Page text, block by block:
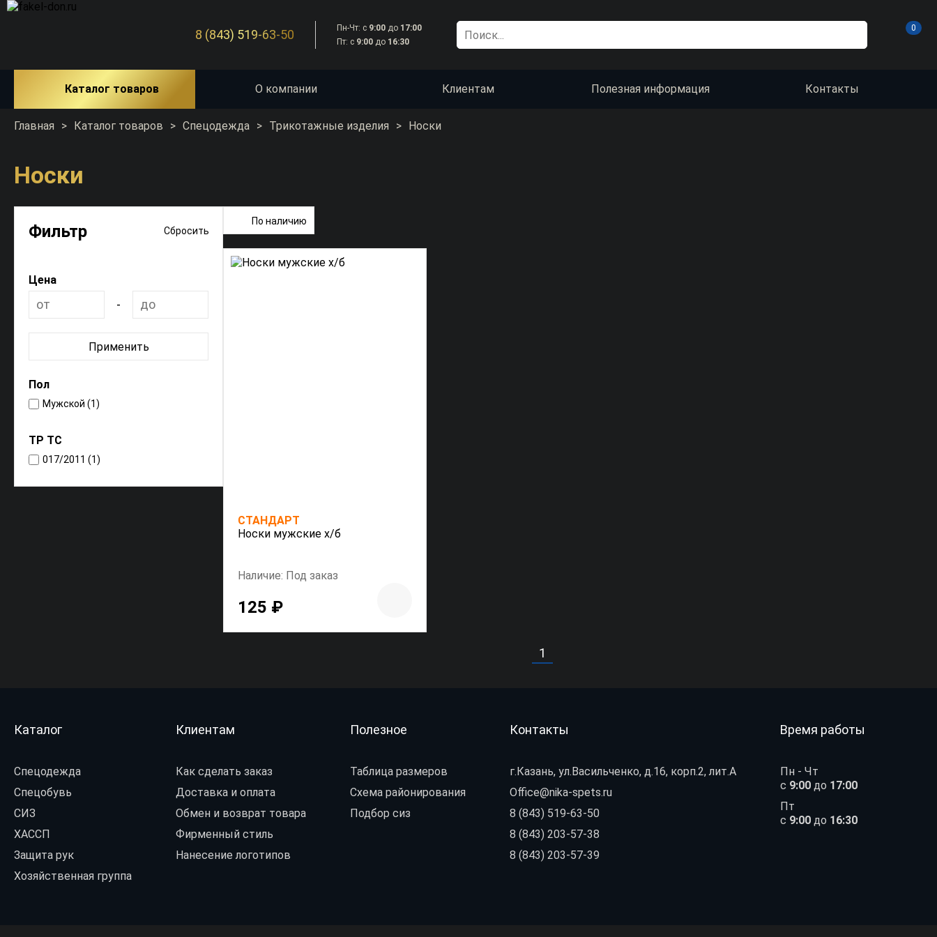
8 (843) 519-63-50 Пн-Чт: с 9:00 до 17:00
Пт: с 9:00 до 16:30
0
Каталог товаров О компании Клиентам Полезная информация Контакты
Главная > Каталог товаров > Спецодежда > Трикотажные изделия > Носки
Носки
Фильтр Сбросить
Цена
-
Применить
Пол
Мужской (1)
ТР ТС
017/2011 (1)
По наличию
СТАНДАРТ
Носки мужские х/б
Наличие: Под заказ
125 ₽
1
Каталог
Спецодежда
Спецобувь
СИЗ
ХАССП
Защита рук
Хозяйственная группа
Клиентам
Как сделать заказ
Доставка и оплата
Обмен и возврат товара
Фирменный стиль
Нанесение логотипов
Полезное
Таблица размеров
Схема районирования
Подбор сиз
Контакты
г.Казань, ул.Васильченко, д.16, корп.2, лит.А
Office@nika-spets.ru
8 (843) 519-63-50
8 (843) 203-57-38
8 (843) 203-57-39
Время работы
Пн - Чт
с 9:00 до 17:00
Пт
с 9:00 до 16:30